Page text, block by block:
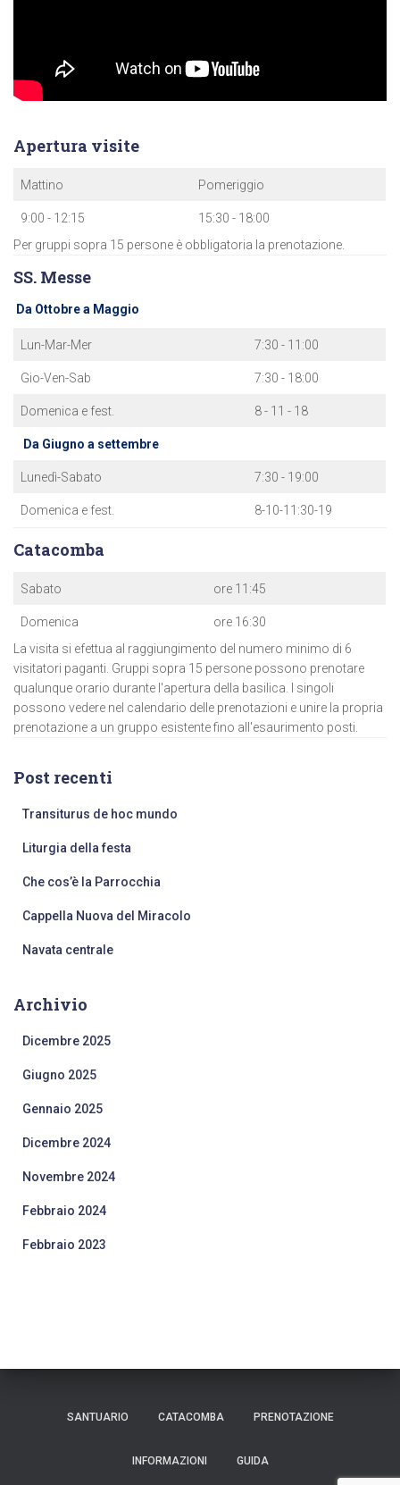
Apertura visite
Mattino Pomeriggio
9:00 - 12:15
15:30 - 18:00
Per gruppi sopra 15 persone è obbligatoria la prenotazione.
SS. Messe
Da Ottobre a Maggio
Lun-Mar-Mer 7:30 - 11:00
Gio-Ven-Sab 7:30 - 18:00
Domenica e fest. 8 - 11 - 18
Da Giugno a settembre
Lunedì-Sabato 7:30 - 19:00
Domenica e fest. 8-10-11:30-19
Catacomba
Sabato ore 11:45
Domenica
ore 16:30
La visita si efettua al raggiungimento del numero minimo di 6
visitatori paganti. Gruppi sopra 15 persone possono prenotare
qualunque orario durante l'apertura della basilica. I singoli
possono vedere nel calendario delle prenotazioni e unire la propria
prenotazione a un gruppo esistente fino all'esaurimento posti.
Post recenti
Transiturus de hoc mundo
Liturgia della festa
Che cos’è la Parrocchia
Cappella Nuova del Miracolo
Navata centrale
Archivio
Dicembre 2025
Giugno 2025
Gennaio 2025
Dicembre 2024
Novembre 2024
Febbraio 2024
Febbraio 2023
SANTUARIO CATACOMBA PRENOTAZIONE
INFORMAZIONI GUIDA